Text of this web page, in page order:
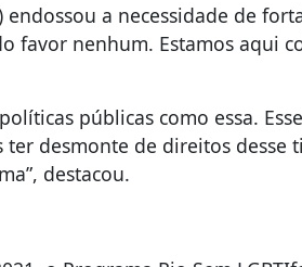
endossou a necessidade de
favor nenhum. Estamos aqui
públicas como essa.
desmonte de direitos desse
destacou.